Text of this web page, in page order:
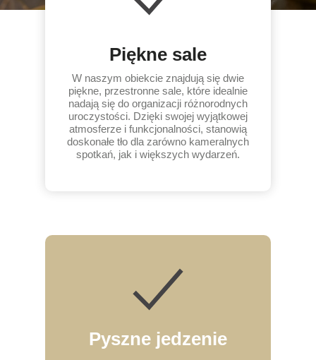
W naszym obiekcie znajdują się dwie
piękne, przestronne sale, które idealnie
nadają się do organizacji różnorodnych
uroczystości. Dzięki swojej wyjątkowej
atmosferze i funkcjonalności, stanowią
doskonałe tło dla zarówno kameralnych
spotkań, jak i większych wydarzeń.
Piękne sale
Pyszne jedzenie